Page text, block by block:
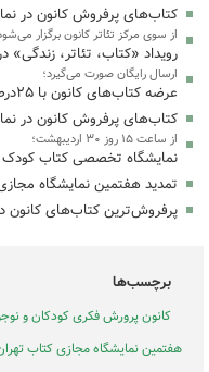
کتاب‌های پرفروش کانون در
از سوی مرکز تئاتر کانون برگزار
رویداد «کتاب، تئاتر،
ارسال رایگان صورت می‌گیرد؛
عرضه کتاب‌های کانون با ۲۵درصد تخفیف در نمایشگاه مجازی کتاب تهران
کتاب‌های پرفروش کانون در
از ساعت ۱۵ روز ۳۰ اردیبهشت؛
نمایشگاه تخصصی کتاب کودک
تمدید هفتمین نمایشگاه مجازی
پرفروش‌ترین کتاب‌های کانون
برچسب‌ها
کانون پرورش فکری کودکان و
هفتمین نمایشگاه مجازی کتاب